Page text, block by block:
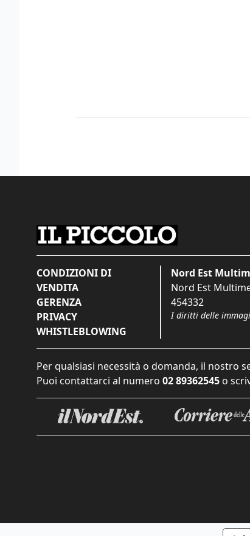
CONDIZIONI DI
VENDITA
GERENZA
PRIVACY
WHISTLEBLOWING
Nord Est
Nord Est
454332
I diritti delle
Per qualsiasi necessità o domanda, il nostro
Puoi contattarci al numero 02 89362545 o